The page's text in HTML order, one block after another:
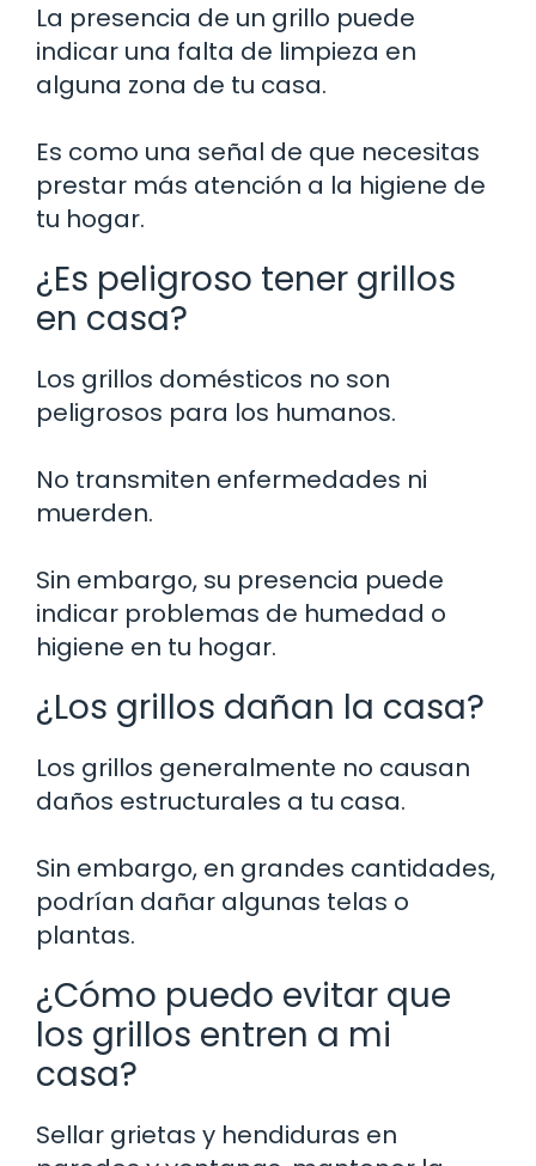
La presencia de un grillo puede
indicar una falta de limpieza en
alguna zona de tu casa.
Es como una señal de que necesitas
prestar más atención a la higiene de
tu hogar.
¿Es peligroso tener grillos
en casa?
Los grillos domésticos no son
peligrosos para los humanos.
No transmiten enfermedades ni
muerden.
Sin embargo, su presencia puede
indicar problemas de humedad o
higiene en tu hogar.
¿Los grillos dañan la casa?
Los grillos generalmente no causan
daños estructurales a tu casa.
Sin embargo, en grandes cantidades,
podrían dañar algunas telas o
plantas.
¿Cómo puedo evitar que
los grillos entren a mi
casa?
Sellar grietas y hendiduras en